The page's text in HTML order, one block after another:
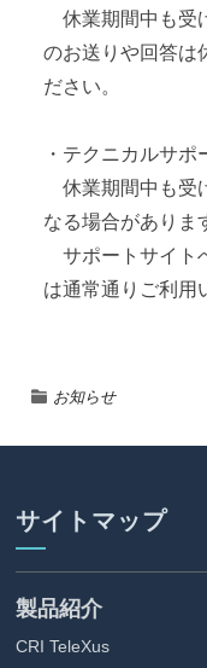
休業期間中も受
のお送りや回答は
ださい。
・テクニカルサポ
休業期間中も受
なる場合がありま
サポートサイト
は通常通りご利用
お知らせ
サイトマップ
製品紹介
CRI TeleXus